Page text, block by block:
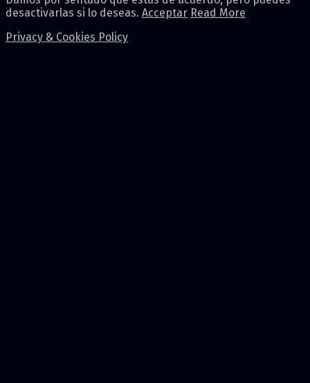
desactivarlas si lo deseas. Acceptar Read More
Privacy & Cookies Policy